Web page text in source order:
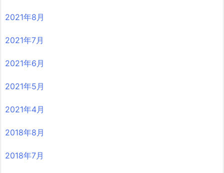
2021年8月
2021年7月
2021年6月
2021年5月
2021年4月
2018年8月
2018年7月